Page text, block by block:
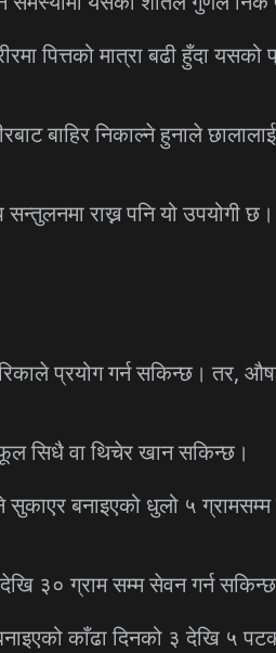
पित्तको मात्रा बढी हुँदा
बाहिर निकाल्ने हुनाले
राख्न पनि यो उपयोगी छ।
प्रयोग गर्न सकिन्छ। तर,
सिधै वा थिचेर खान सकिन्छ।
बनाइएको धुलो ५ ग्रामसम्म
३० ग्राम सम्म सेवन गर्न
काँढा दिनको ३ देखि ५